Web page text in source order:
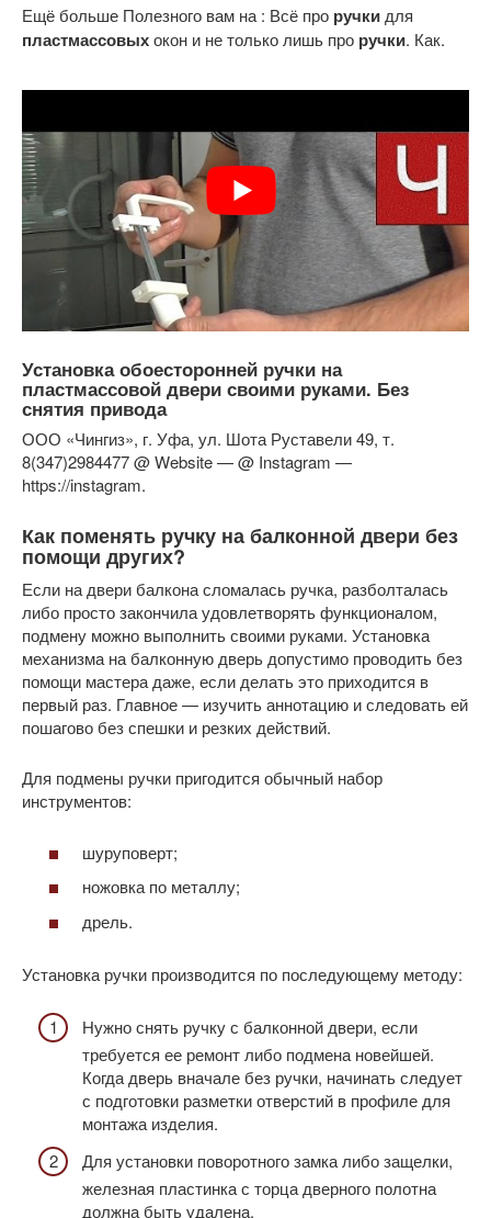
Ещё больше Полезного вам на : Всё про ручкидля
пластмассовыхокон и не только лишь про ручки. Как.
Установка обоесторонней ручки на
пластмассовой двери своими руками. Без
снятия привода
ООО «Чингиз», г. Уфа, ул. Шота Руставели 49, т.
8(347)2984477 @ Website — @ Instagram —
https://instagram.
Как поменять ручку на балконной двери без
помощи других?
Если на двери балкона сломалась ручка, разболталась
либо просто закончила удовлетворять функционалом,
подмену можно выполнить своими руками. Установка
механизма на балконную дверь допустимо проводить без
помощи мастера даже, если делать это приходится в
первый раз. Главное — изучить аннотацию и следовать ей
пошагово без спешки и резких действий.
Для подмены ручки пригодится обычный набор
инструментов:
шуруповерт;
ножовка по металлу;
дрель.
Установка ручки производится по последующему методу:
Нужно снять ручку с балконной двери, если
требуется ее ремонт либо подмена новейшей.
Когда дверь вначале без ручки, начинать следует
с подготовки разметки отверстий в профиле для
монтажа изделия.
Для установки поворотного замка либо защелки,
железная пластинка с торца дверного полотна
должна быть удалена.